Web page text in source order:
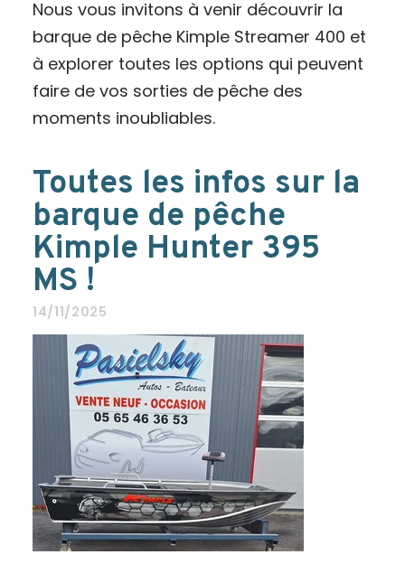
Nous vous invitons à venir découvrir la
barque de pêche Kimple Streamer 400 et
à explorer toutes les options qui peuvent
faire de vos sorties de pêche des
moments inoubliables.
Toutes les infos sur la
barque de pêche
Kimple Hunter 395
MS !
14/11/2025